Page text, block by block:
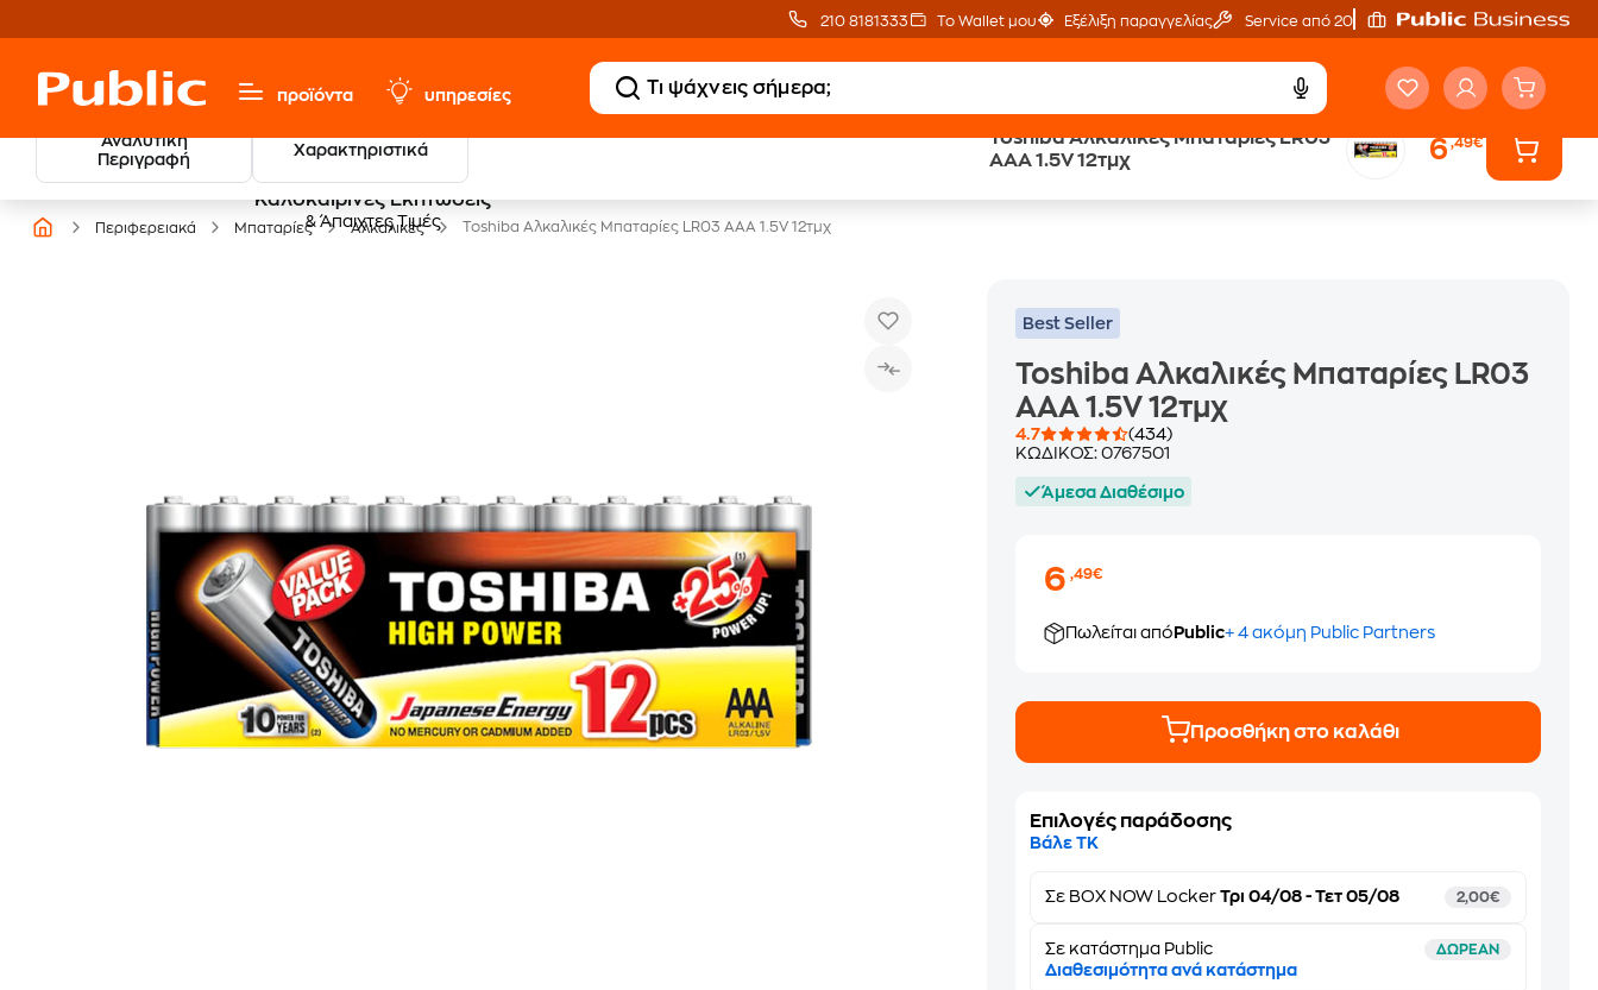
210 8181333 Το Wallet μου Εξέλιξη παραγγελίας Service από 20'
προϊόντα υπηρεσίες
Αναλυτική
Περιγραφή
Χαρακτηριστικά
Toshiba Αλκαλικές Μπαταρίες LR03
AAA 1.5V 12τμχ
6,49€
Καλοκαιρινές Εκπτώσεις
& Άπαιχτες Τιμές
Public επιστροφή €
Περιφερειακά Μπαταρίες Αλκαλικές Toshiba Αλκαλικές Μπαταρίες LR03 AAA 1.5V 12τμχ
Best Seller
Toshiba Αλκαλικές Μπαταρίες LR03
AAA 1.5V 12τμχ
4.7
(434)
ΚΩΔΙΚΟΣ:0767501
Άμεσα Διαθέσιμο
6,49€
Πωλείται από Public+ 4 ακόμη Public Partners
Προσθήκη στο καλάθι
Επιλογές παράδοσης
Βάλε ΤΚ
Σε BOX NOW Locker Τρι 04/08 - Τετ 05/08 2,00€
Σε κατάστημα Public ΔΩΡΕΑΝ
Διαθεσιμότητα ανά κατάστημα